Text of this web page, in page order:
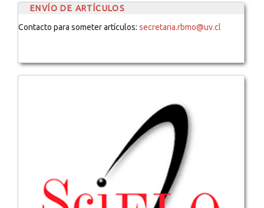
ENVÍO DE ARTÍCULOS
Contacto para someter artículos: secretaria.rbmo@uv.cl